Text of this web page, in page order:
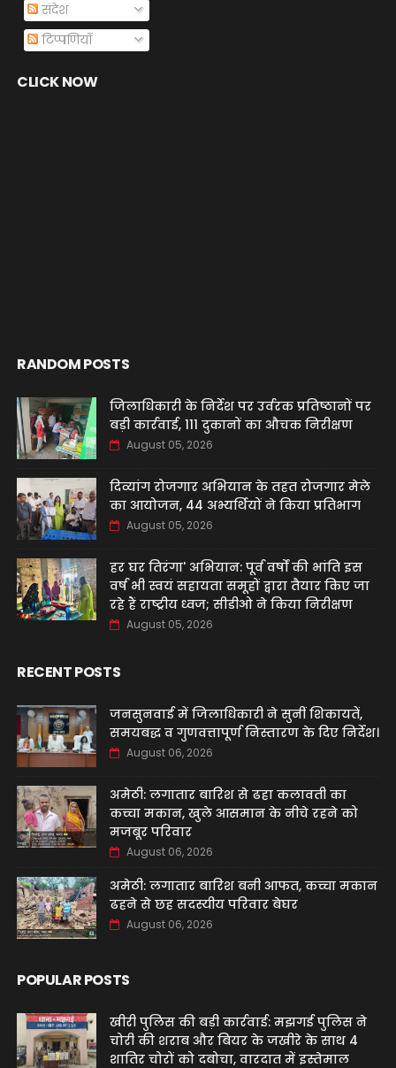
संदेश
टिप्पणियाँ
CLICK NOW
RANDOM POSTS
जिलाधिकारी के निर्देश पर उर्वरक प्रतिष्ठानों पर
बड़ी कार्रवाई, 111 दुकानों का औचक निरीक्षण
August 05, 2026
दिव्यांग रोजगार अभियान के तहत रोजगार मेले
का आयोजन, 44 अभ्यर्थियों ने किया प्रतिभाग
August 05, 2026
हर घर तिरंगा' अभियान: पूर्व वर्षों की भांति इस
वर्ष भी स्वयं सहायता समूहों द्वारा तैयार किए जा
रहे हैं राष्ट्रीय ध्वज; सीडीओ ने किया निरीक्षण
August 05, 2026
RECENT POSTS
जनसुनवाई में जिलाधिकारी ने सुनीं शिकायतें,
समयबद्ध व गुणवत्तापूर्ण निस्तारण के दिए निर्देश।
August 06, 2026
अमेठी: लगातार बारिश से ढहा कलावती का
कच्चा मकान, खुले आसमान के नीचे रहने को
मजबूर परिवार
August 06, 2026
अमेठी: लगातार बारिश बनी आफत, कच्चा मकान
ढहने से छह सदस्यीय परिवार बेघर
August 06, 2026
POPULAR POSTS
खीरी पुलिस की बड़ी कार्रवाई: मझगई पुलिस ने
चोरी की शराब और बियर के जखीरे के साथ 4
शातिर चोरों को दबोचा, वारदात में इस्तेमाल